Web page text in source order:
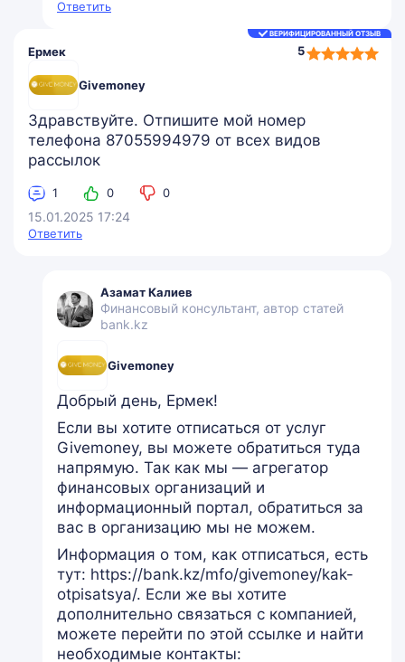
Ответить
Ермек
Givemoney
ВЕРИФИЦИРОВАННЫЙ ОТЗЫВ
5
5,0
rating
Здравствуйте. Отпишите мой номер
телефона 87055994979 от всех видов
рассылок
1 0 0
15.01.2025 17:24
Ответить
Азамат Калиев
Финансовый консультант, автор статей
bank.kz
Givemoney
Добрый день, Ермек!
Если вы хотите отписаться от услуг
Givemoney, вы можете обратиться туда
напрямую. Так как мы — агрегатор
финансовых организаций и
информационный портал, обратиться за
вас в организацию мы не можем.
Информация о том, как отписаться, есть
тут: https://bank.kz/mfo/givemoney/kak-
otpisatsya/. Если же вы хотите
дополнительно связаться с компанией,
можете перейти по этой ссылке и найти
необходимые контакты: